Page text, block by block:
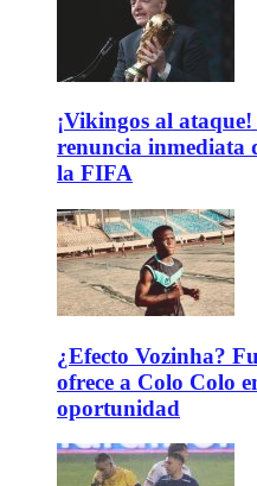
¡Vikingos al
renuncia inmediata
la FIFA
¿Efecto Vozinha?
ofrece a Colo Colo
oportunidad